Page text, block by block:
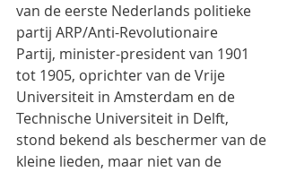
van de eerste Nederlands politieke
partij ARP/Anti-Revolutionaire
Partij, minister-president van 1901
tot 1905, oprichter van de Vrije
Universiteit in Amsterdam en de
Technische Universiteit in Delft,
stond bekend als beschermer van de
kleine lieden, maar niet van de